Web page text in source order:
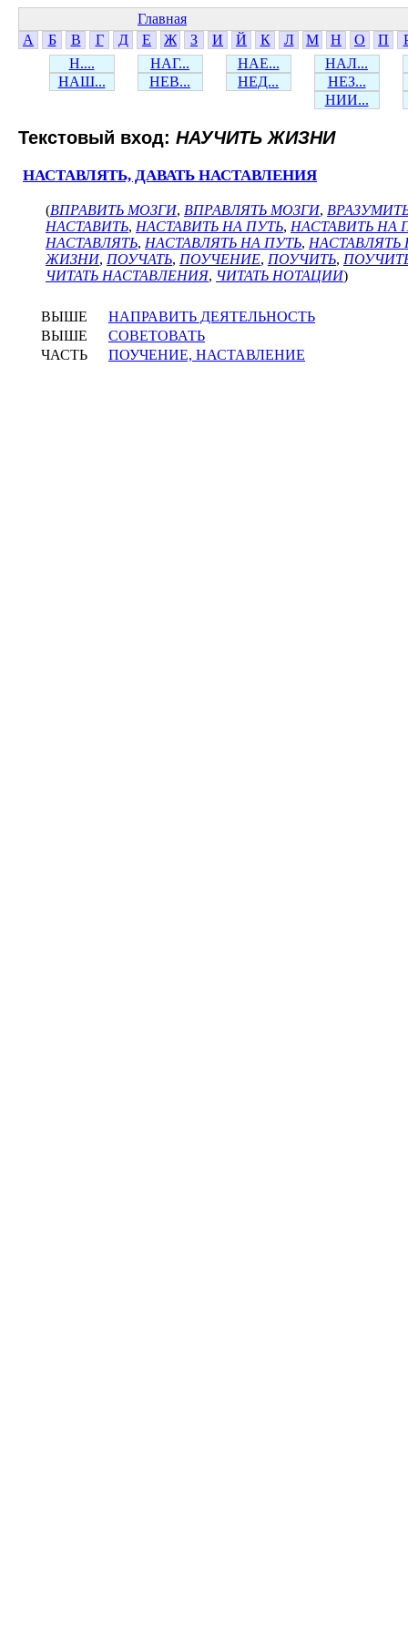
Главная
А
Б В Г Д Е Ж З И Й К Л М Н О П
Н....
НАГ... НАЕ...
НАЛ...
НАШ...
НЕВ... НЕД...
НЕЗ...
НИИ...
Текстовый вход: НАУЧИТЬ ЖИЗНИ
НАСТАВЛЯТЬ, ДАВАТЬ НАСТАВЛЕНИЯ
(ВПРАВИТЬ МОЗГИ, ВПРАВЛЯТЬ МОЗГИ,
НАСТАВИТЬ, НАСТАВИТЬ НА ПУТЬ, НАСТАВИТЬ НА
НАСТАВЛЯТЬ, НАСТАВЛЯТЬ НА ПУТЬ,
ЖИЗНИ, ПОУЧАТЬ, ПОУЧЕНИЕ, ПОУЧИТЬ,
ЧИТАТЬ НАСТАВЛЕНИЯ, ЧИТАТЬ НОТАЦИИ)
ВЫШЕ
НАПРАВИТЬ ДЕЯТЕЛЬНОСТЬ
ВЫШЕ
СОВЕТОВАТЬ
ЧАСТЬ
ПОУЧЕНИЕ, НАСТАВЛЕНИЕ